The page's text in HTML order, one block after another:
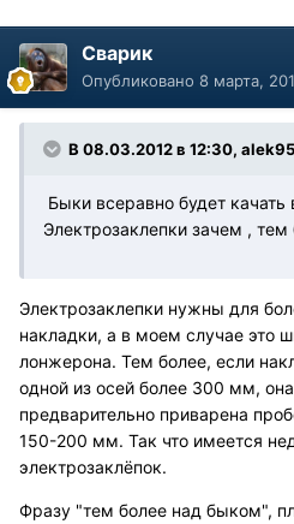
Сварик
Опубликовано 8 марта,
В 08.03.2012 в 12:30,
Быки всеравно будет качать
Электрозаклепки зачем ,
Электрозаклепки нужны для
накладки, а в моем случае это
лонжерона. Тем более, если
одной из осей более 300 мм,
предварительно приварена
150-200 мм. Так что имеется
электрозаклёпок.
Фразу "тем более над быком",